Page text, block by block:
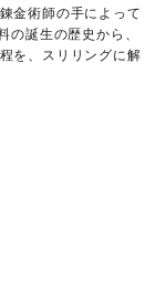
金術師の手によって
誕生の歴史から、
を、スリリングに解